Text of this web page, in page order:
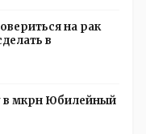
на рак
в
в мкрн Юбилейный